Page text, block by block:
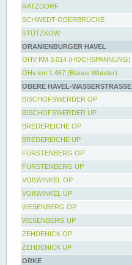
RATZDORF
SCHWEDT-ODERBRÜCKE
STÜTZKOW
ORANIENBURGER HAVEL
OHV KM 3.014 (HOCHSPANNUNG)
OHv km 1.467 (Blaues Wunder)
OBERE HAVEL-WASSERSTRASSE
BISCHOFSWERDER OP
BISCHOFSWERDER UP
BREDEREICHE OP
BREDEREICHE UP
FÜRSTENBERG OP
FÜRSTENBERG UP
VOßWINKEL OP
VOßWINKEL UP
WESENBERG OP
WESENBERG UP
ZEHDENICK OP
ZEHDENICK UP
ORKE